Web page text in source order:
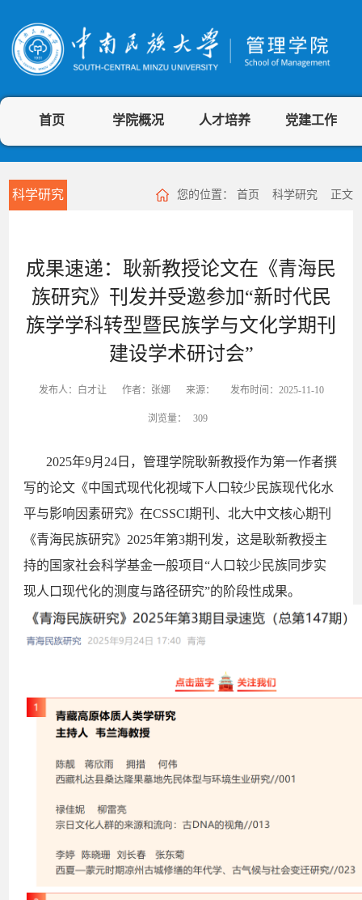
首页 学院概况 人才培养 党建工作
科学研究 您的位置： 首页 科学研究 正文
成果速递：耿新教授论文在《青海民
族研究》刊发并受邀参加“新时代民
族学学科转型暨民族学与文化学期刊
建设学术研讨会”
发布人：白才让 作者：张娜 来源： 发布时间：2025-11-10
浏览量： 309
2025年9月 24日，管理学院耿新教授作为第一作者撰
写的论文《中国式现代化视域下人口较少民族现代化水
平与影响因素研究》在CSSCI期刊、 北大中文核心期刊
《青海民族研究》 2025年第3期刊发，这是耿新教授主
持的 国家社会科学基金一般项目“人口较少民族同步实
现人口现代化的测度与路径研究”的阶段性成果。